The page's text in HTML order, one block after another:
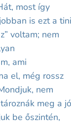
most így
is ezt a tini
voltam; nem
ami
el, még rossz
nem
meg a jó
be őszintén,